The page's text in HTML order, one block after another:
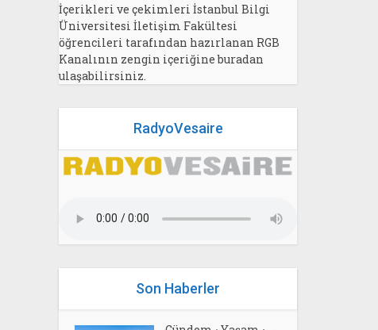
İçerikleri ve çekimleri İstanbul Bilgi
Üniversitesi İletişim Fakültesi
öğrencileri tarafından hazırlanan RGB
Kanalının zengin içeriğine buradan
ulaşabilirsiniz.
RadyoVesaire
Son Haberler